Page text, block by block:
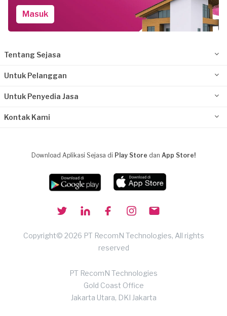
Masuk
Tentang Sejasa
Untuk Pelanggan
Untuk Penyedia Jasa
Kontak Kami
Download Aplikasi Sejasa di Play Store dan App Store!
Copyright© 2026 PT RecomN Technologies, All rights
reserved
PT RecomN Technologies
Gold Coast Office
Jakarta Utara, DKI Jakarta